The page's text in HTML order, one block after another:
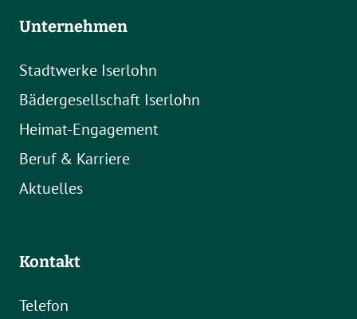
Unternehmen
Stadtwerke Iserlohn
Bädergesellschaft Iserlohn
Heimat-Engagement
Beruf & Karriere
Aktuelles
Kontakt
Telefon